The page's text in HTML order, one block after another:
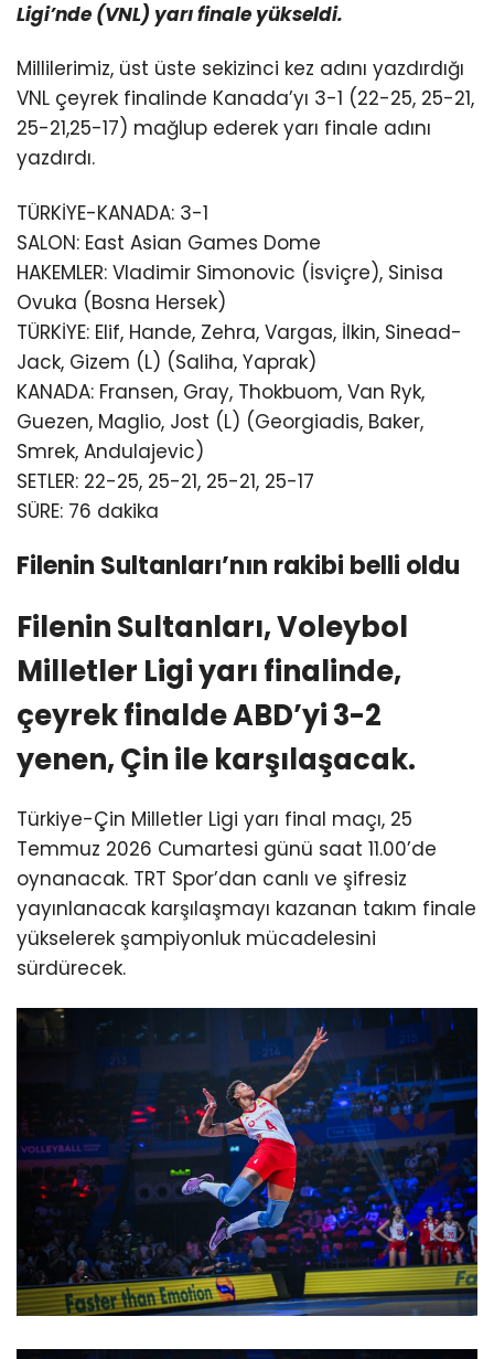
Ligi’nde (VNL) yarı finale yükseldi.
Millilerimiz, üst üste sekizinci kez adını yazdırdığı
VNL çeyrek finalinde Kanada’yı 3-1 (22-25, 25-21,
25-21,25-17) mağlup ederek yarı finale adını
yazdırdı.
TÜRKİYE-KANADA: 3-1
SALON: East Asian Games Dome
HAKEMLER: Vladimir Simonovic (İsviçre), Sinisa
Ovuka (Bosna Hersek)
TÜRKİYE: Elif, Hande, Zehra, Vargas, İlkin, Sinead-
Jack, Gizem (L) (Saliha, Yaprak)
KANADA: Fransen, Gray, Thokbuom, Van Ryk,
Guezen, Maglio, Jost (L) (Georgiadis, Baker,
Smrek, Andulajevic)
SETLER: 22-25, 25-21, 25-21, 25-17
SÜRE: 76 dakika
Filenin Sultanları’nın rakibi belli oldu
Filenin Sultanları, Voleybol
Milletler Ligi yarı finalinde,
çeyrek finalde ABD’yi 3-2
yenen, Çin ile karşılaşacak.
Türkiye-Çin Milletler Ligi yarı final maçı, 25
Temmuz 2026 Cumartesi günü saat 11.00’de
oynanacak. TRT Spor’dan canlı ve şifresiz
yayınlanacak karşılaşmayı kazanan takım finale
yükselerek şampiyonluk mücadelesini
sürdürecek.